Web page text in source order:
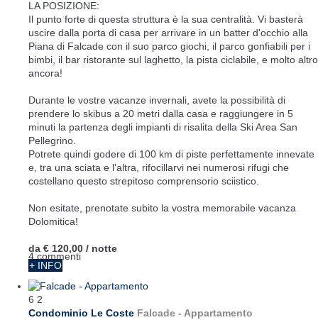
LA POSIZIONE:
Il punto forte di questa struttura è la sua centralità. Vi basterà
uscire dalla porta di casa per arrivare in un batter d'occhio alla
Piana di Falcade con il suo parco giochi, il parco gonfiabili per i
bimbi, il bar ristorante sul laghetto, la pista ciclabile, e molto altro
ancora!
Durante le vostre vacanze invernali, avete la possibilità di
prendere lo skibus a 20 metri dalla casa e raggiungere in 5
minuti la partenza degli impianti di risalita della Ski Area San
Pellegrino.
Potrete quindi godere di 100 km di piste perfettamente innevate
e, tra una sciata e l'altra, rifocillarvi nei numerosi rifugi che
costellano questo strepitoso comprensorio sciistico.
Non esitate, prenotate subito la vostra memorabile vacanza
Dolomitica!
4 commenti
da € 120,00 / notte
+ INFO
6 2
Condominio Le Coste Falcade - Appartamento